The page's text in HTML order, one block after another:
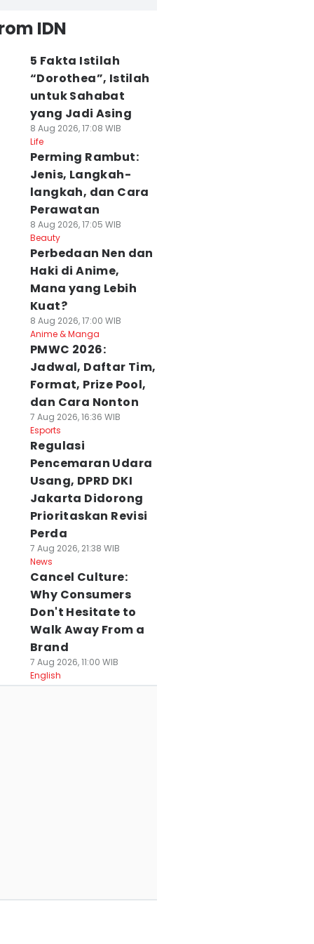
IDN
5 Fakta Istilah
“Dorothea”, Istilah
untuk Sahabat
yang Jadi Asing
8 Aug 2026, 17:08 WIB
Life
Perming Rambut:
Jenis, Langkah-
langkah, dan Cara
Perawatan
8 Aug 2026, 17:05 WIB
Beauty
Perbedaan Nen dan
Haki di Anime,
Mana yang Lebih
Kuat?
8 Aug 2026, 17:00 WIB
Anime & Manga
PMWC 2026:
Jadwal, Daftar Tim,
Format, Prize Pool,
dan Cara Nonton
7 Aug 2026, 16:36 WIB
Esports
Regulasi
Pencemaran Udara
Usang, DPRD DKI
Jakarta Didorong
Prioritaskan Revisi
Perda
7 Aug 2026, 21:38 WIB
News
Cancel Culture:
Why Consumers
Don't Hesitate to
Walk Away From a
Brand
7 Aug 2026, 11:00 WIB
English